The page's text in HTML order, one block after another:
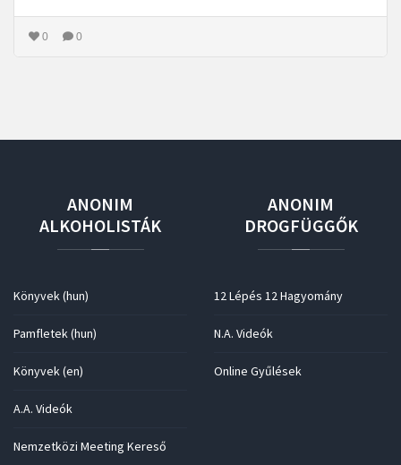
0 0
ANONIM
ALKOHOLISTÁK
Könyvek (hun)
Pamfletek (hun)
Könyvek (en)
A.A. Videók
Nemzetközi Meeting Kereső
ANONIM
DROGFÜGGŐK
12 Lépés 12 Hagyomány
N.A. Videók
Online Gyűlések